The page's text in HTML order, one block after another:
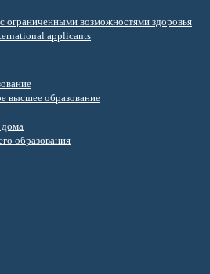
ограниченными возможностями здоровья
applicants
высшее образование
дома
образования